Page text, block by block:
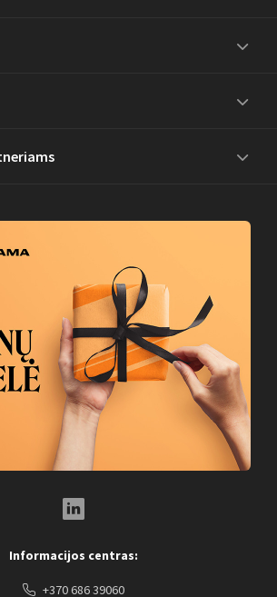
Informacijos centras:
+370 686 39060